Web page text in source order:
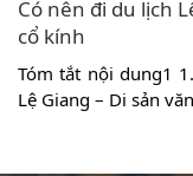
Có nên đi du lịch
cổ kính
Tóm tắt nội dung1
Lệ Giang – Di sản